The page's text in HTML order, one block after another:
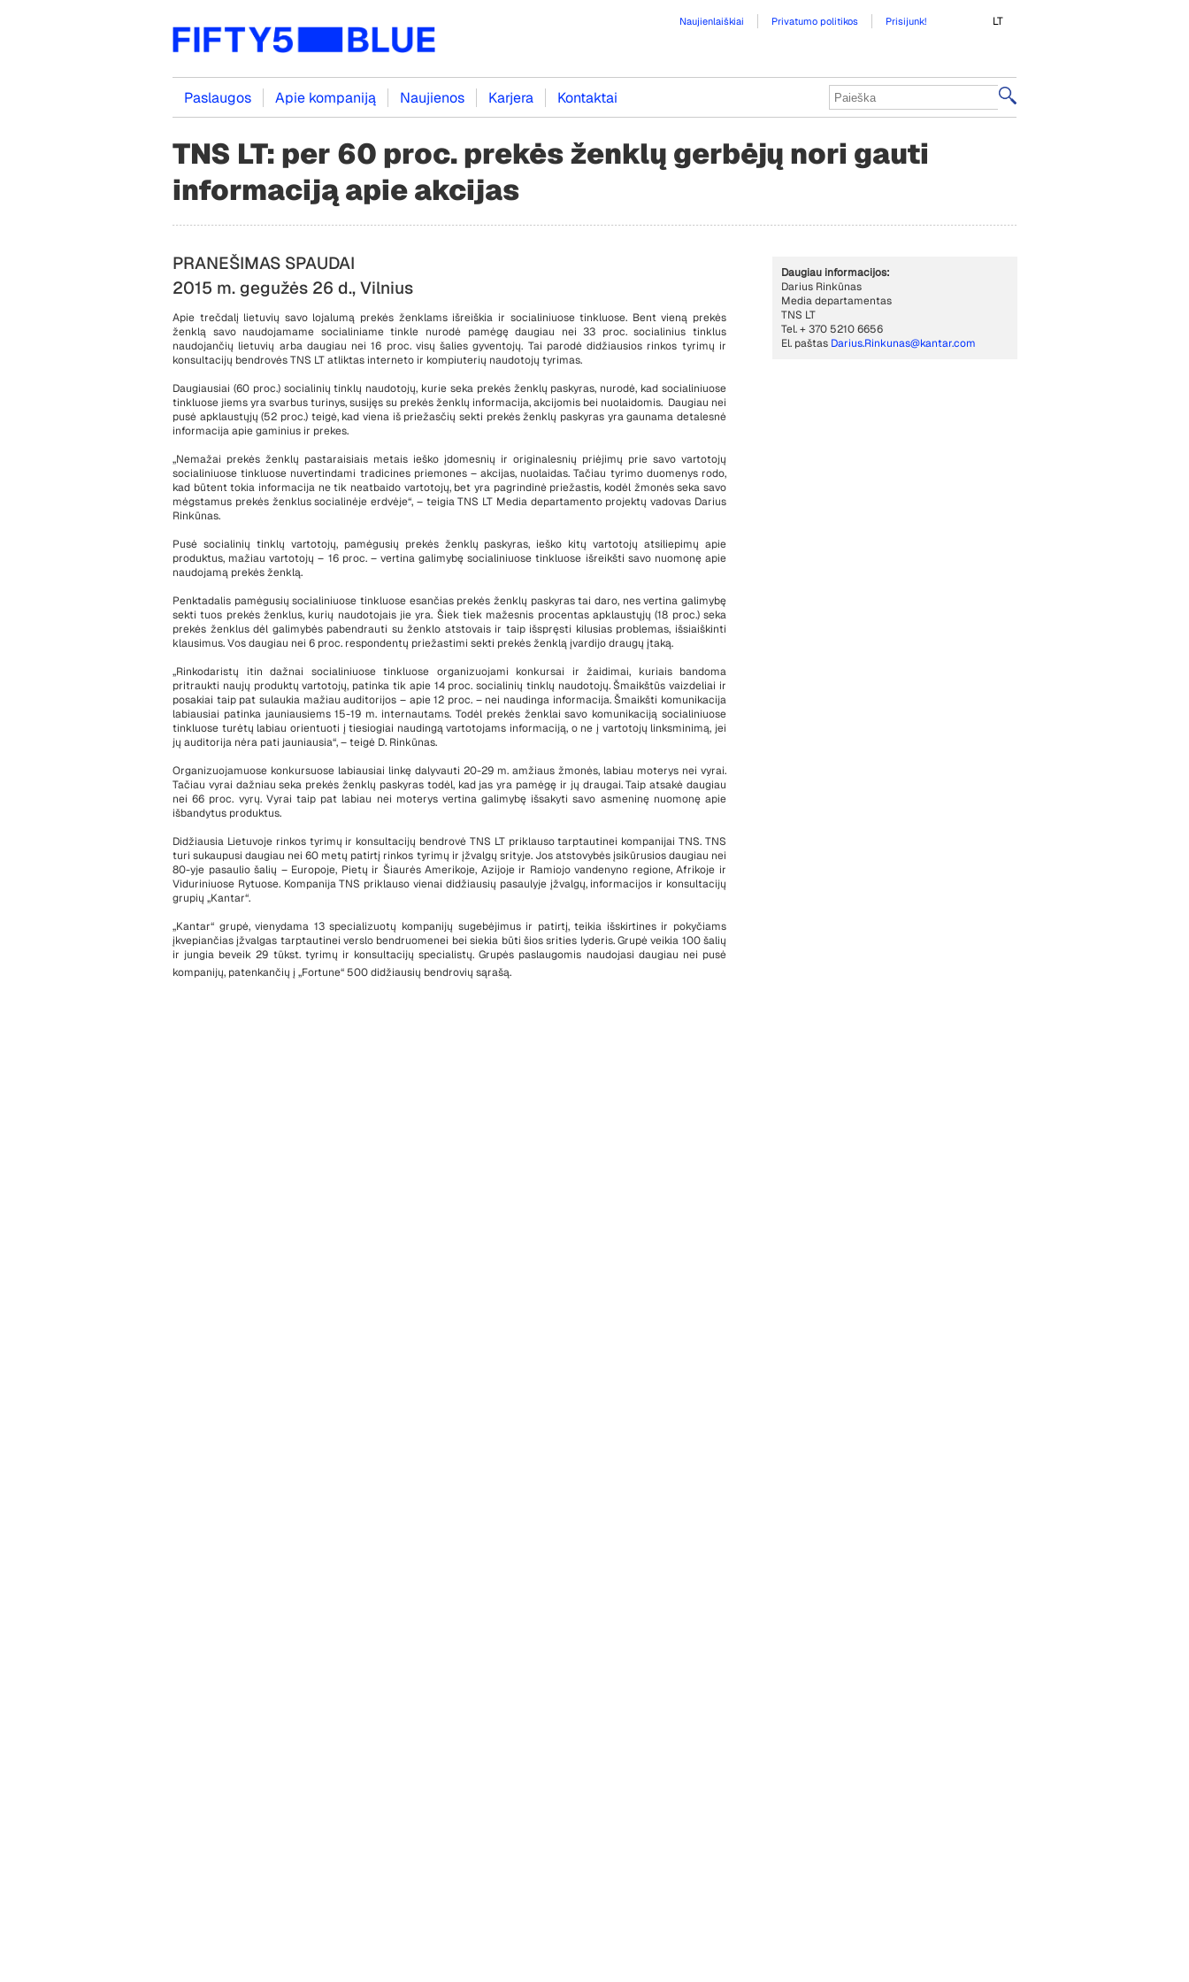
Naujienlaiškiai Privatumo politikos Prisijunk! LT
Paslaugos Apie kompaniją Naujienos Karjera Kontaktai
TNS LT: per 60 proc. prekės ženklų gerbėjų nori gauti
informaciją apie akcijas
Daugiau informacijos:
Darius Rinkūnas
Media departamentas
TNS LT
Tel. + 370 5210 6656
El. paštas Darius.Rinkunas@kantar.com
PRANEŠIMAS SPAUDAI
2015 m. gegužės 26 d., Vilnius
Apie trečdalį lietuvių savo lojalumą prekės ženklams išreiškia ir socialiniuose tinkluose. Bent vieną prekės
ženklą savo naudojamame socialiniame tinkle nurodė pamėgę daugiau nei 33 proc. socialinius tinklus
naudojančių lietuvių arba daugiau nei 16 proc. visų šalies gyventojų. Tai parodė didžiausios rinkos tyrimų ir
konsultacijų bendrovės TNS LT atliktas interneto ir kompiuterių naudotojų tyrimas.
Daugiausiai (60 proc.) socialinių tinklų naudotojų, kurie seka prekės ženklų paskyras, nurodė, kad socialiniuose
tinkluose jiems yra svarbus turinys, susijęs su prekės ženklų informacija, akcijomis bei nuolaidomis. Daugiau nei
pusė apklaustųjų (52 proc.) teigė, kad viena iš priežasčių sekti prekės ženklų paskyras yra gaunama detalesnė
informacija apie gaminius ir prekes.
„Nemažai prekės ženklų pastaraisiais metais ieško įdomesnių ir originalesnių priėjimų prie savo vartotojų
socialiniuose tinkluose nuvertindami tradicines priemones – akcijas, nuolaidas. Tačiau tyrimo duomenys rodo,
kad būtent tokia informacija ne tik neatbaido vartotojų, bet yra pagrindinė priežastis, kodėl žmonės seka savo
mėgstamus prekės ženklus socialinėje erdvėje“, – teigia TNS LT Media departamento projektų vadovas Darius
Rinkūnas.
Pusė socialinių tinklų vartotojų, pamėgusių prekės ženklų paskyras, ieško kitų vartotojų atsiliepimų apie
produktus, mažiau vartotojų – 16 proc. – vertina galimybę socialiniuose tinkluose išreikšti savo nuomonę apie
naudojamą prekės ženklą.
Penktadalis pamėgusių socialiniuose tinkluose esančias prekės ženklų paskyras tai daro, nes vertina galimybę
sekti tuos prekės ženklus, kurių naudotojais jie yra. Šiek tiek mažesnis procentas apklaustųjų (18 proc.) seka
prekės ženklus dėl galimybės pabendrauti su ženklo atstovais ir taip išspręsti kilusias problemas, išsiaiškinti
klausimus. Vos daugiau nei 6 proc. respondentų priežastimi sekti prekės ženklą įvardijo draugų įtaką.
„Rinkodaristų itin dažnai socialiniuose tinkluose organizuojami konkursai ir žaidimai, kuriais bandoma
pritraukti naujų produktų vartotojų, patinka tik apie 14 proc. socialinių tinklų naudotojų. Šmaikštūs vaizdeliai ir
posakiai taip pat sulaukia mažiau auditorijos – apie 12 proc. – nei naudinga informacija. Šmaikšti komunikacija
labiausiai patinka jauniausiems 15-19 m. internautams. Todėl prekės ženklai savo komunikaciją socialiniuose
tinkluose turėtų labiau orientuoti į tiesiogiai naudingą vartotojams informaciją, o ne į vartotojų linksminimą, jei
jų auditorija nėra pati jauniausia“, – teigė D. Rinkūnas.
Organizuojamuose konkursuose labiausiai linkę dalyvauti 20-29 m. amžiaus žmonės, labiau moterys nei vyrai.
Tačiau vyrai dažniau seka prekės ženklų paskyras todėl, kad jas yra pamėgę ir jų draugai. Taip atsakė daugiau
nei 66 proc. vyrų. Vyrai taip pat labiau nei moterys vertina galimybę išsakyti savo asmeninę nuomonę apie
išbandytus produktus.
Didžiausia Lietuvoje rinkos tyrimų ir konsultacijų bendrovė TNS LT priklauso tarptautinei kompanijai TNS. TNS
turi sukaupusi daugiau nei 60 metų patirtį rinkos tyrimų ir įžvalgų srityje. Jos atstovybės įsikūrusios daugiau nei
80-yje pasaulio šalių – Europoje, Pietų ir Šiaurės Amerikoje, Azijoje ir Ramiojo vandenyno regione, Afrikoje ir
Viduriniuose Rytuose. Kompanija TNS priklauso vienai didžiausių pasaulyje įžvalgų, informacijos ir konsultacijų
grupių „Kantar“.
„Kantar“ grupė, vienydama 13 specializuotų kompanijų sugebėjimus ir patirtį, teikia išskirtines ir pokyčiams
įkvepiančias įžvalgas tarptautinei verslo bendruomenei bei siekia būti šios srities lyderis. Grupė veikia 100 šalių
ir jungia beveik 29 tūkst. tyrimų ir konsultacijų specialistų. Grupės paslaugomis naudojasi daugiau nei pusė
kompanijų, patenkančių į „Fortune“ 500 didžiausių bendrovių sąrašą.